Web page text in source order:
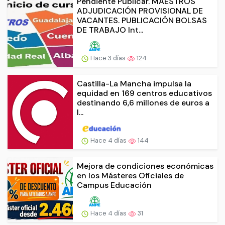
ADJUDICACIÓN PROVISIONAL DE
VACANTES. PUBLICACIÓN BOLSAS
DE TRABAJO Int...
Hace 3 días 124
Castilla-La Mancha impulsa la
equidad en 169 centros educativos
destinando 6,6 millones de euros a
l...
Hace 4 días 144
Mejora de condiciones económicas
en los Másteres Oficiales de
Campus Educación
Hace 4 días 31